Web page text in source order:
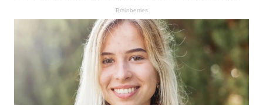
Brainberries